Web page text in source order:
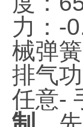
力：-
械弹
排气
任意-